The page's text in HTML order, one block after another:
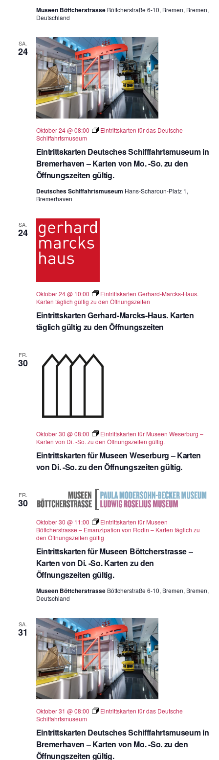
Museen Böttcherstrasse Böttcherstraße 6-10, Bremen, Bremen,
Deutschland
SA.
24
Eintrittskarten Deutsches Schifffahrtsmuseum in
Bremerhaven – Karten von Mo. -So. zu den
Öffnungszeiten gültig.
Oktober 24 @ 08:00
Eintrittskarten für das Deutsche
Schiffahrtsmuseum
Deutsches Schiffahrtsmuseum Hans-Scharoun-Platz 1,
Bremerhaven
SA.
24
Eintrittskarten Gerhard-Marcks-Haus. Karten
täglich gültig zu den Öffnungszeiten
Oktober 24 @ 10:00
Eintrittskarten Gerhard-Marcks-Haus.
Karten täglich gültig zu den Öffnungszeiten
FR.
30
Eintrittskarten für Museen Weserburg – Karten
von Di. -So. zu den Öffnungszeiten gültig.
Oktober 30 @ 08:00
Eintrittskarten für Museen Weserburg –
Karten von Di. -So. zu den Öffnungszeiten gültig.
FR.
30
Eintrittskarten für Museen Böttcherstrasse –
Karten von Di. -So. Karten zu den
Öffnungszeiten gültig.
Oktober 30 @ 11:00
Eintrittskarten für Museen
Böttcherstrasse – Emanzipation von Rodin – Karten täglich zu
den Öffnungszeiten gültig
Museen Böttcherstrasse Böttcherstraße 6-10, Bremen, Bremen,
Deutschland
SA.
31
Eintrittskarten Deutsches Schifffahrtsmuseum in
Bremerhaven – Karten von Mo. -So. zu den
Öffnungszeiten gültig.
Oktober 31 @ 08:00
Eintrittskarten für das Deutsche
Schiffahrtsmuseum